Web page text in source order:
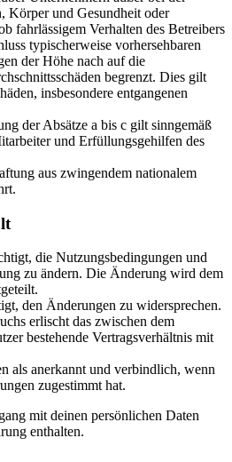
Körper und Gesundheit oder
fahrlässigem Verhalten des Betreibers
typischerweise vorhersehbaren
der Höhe nach auf die
begrenzt. Dies gilt
insbesondere entgangenen
der Absätze a bis c gilt sinngemäß
und Erfüllungsgehilfen des
aus zwingendem nationalem
die Nutzungsbedingungen und
zu ändern. Die Änderung wird dem
den Änderungen zu widersprechen.
erlischt das zwischen dem
bestehende Vertragsverhältnis mit
als anerkannt und verbindlich, wenn
zugestimmt hat.
mit deinen persönlichen Daten
enthalten.